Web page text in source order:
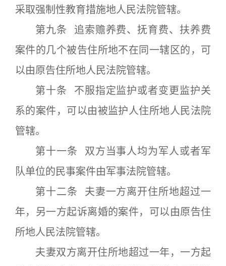
采取强制性教育措施地人民法院管辖。
第九条 追索赡养费、抚育费、扶养费
案件的几个被告住所地不在同一辖区的，可
以由原告住所地人民法院管辖。
第十条 不服指定监护或者变更监护关
系的案件，可以由被监护人住所地人民法院
管辖。
第十一条 双方当事人均为军人或者军
队单位的民事案件由军事法院管辖。
第十二条 夫妻一方离开住所地超过一
年，另一方起诉离婚的案件，可以由原告住
所地人民法院管辖。
夫妻双方离开住所地超过一年，一方起